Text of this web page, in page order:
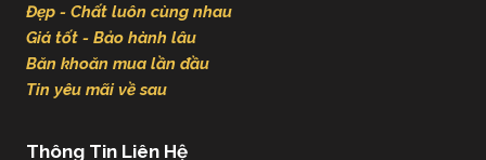
Đẹp - Chất luôn cùng nhau
Giá tốt - Bảo hành lâu
Băn khoăn mua lần đầu
Tin yêu mãi về sau
Thông Tin Liên Hệ